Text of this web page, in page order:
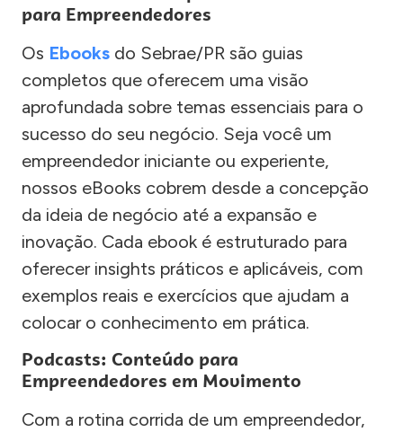
para Empreendedores
Os Ebooks do Sebrae/PR são guias
completos que oferecem uma visão
aprofundada sobre temas essenciais para o
sucesso do seu negócio. Seja você um
empreendedor iniciante ou experiente,
nossos eBooks cobrem desde a concepção
da ideia de negócio até a expansão e
inovação. Cada ebook é estruturado para
oferecer insights práticos e aplicáveis, com
exemplos reais e exercícios que ajudam a
colocar o conhecimento em prática.
Podcasts: Conteúdo para
Empreendedores em Movimento
Com a rotina corrida de um empreendedor,